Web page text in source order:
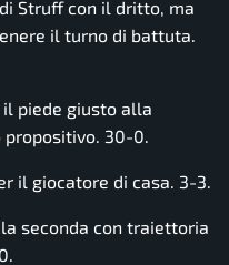
Struff con il dritto, ma
il turno di battuta.
il piede giusto alla
propositivo. 30-0.
il giocatore di casa. 3-3.
la seconda con traiettoria